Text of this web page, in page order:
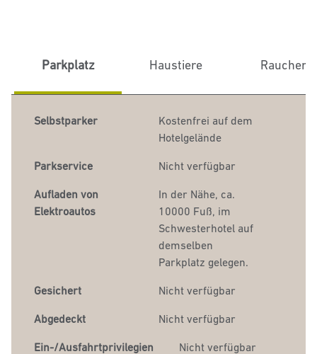
Parkplatz Haustiere Raucher
Selbstparker
Kostenfrei auf dem
Hotelgelände
Parkservice Nicht verfügbar
Aufladen von
Elektroautos
In der Nähe, ca.
10000 Fuß, im
Schwesterhotel auf
demselben
Parkplatz gelegen.
Gesichert Nicht verfügbar
Abgedeckt Nicht verfügbar
Ein-/Ausfahrtprivilegien Nicht verfügbar